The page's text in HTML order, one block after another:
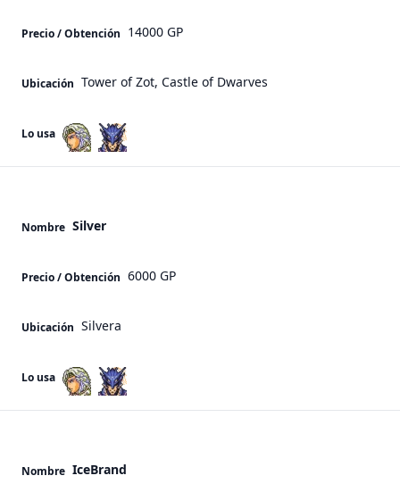
Precio / Obtención 14000 GP
Ubicación Tower of Zot, Castle of Dwarves
Lo usa
Nombre Silver
Precio / Obtención 6000 GP
Ubicación Silvera
Lo usa
Nombre IceBrand